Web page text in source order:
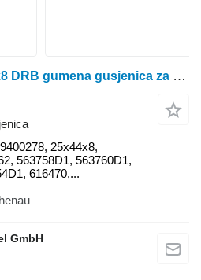
Tagex 9400278 / 25x44x8 DRB gumena gusjenica za Challenger MT745B traktora gusjeničara
25x44x8,
563758D1, 563760D1,
616470,...
GmbH